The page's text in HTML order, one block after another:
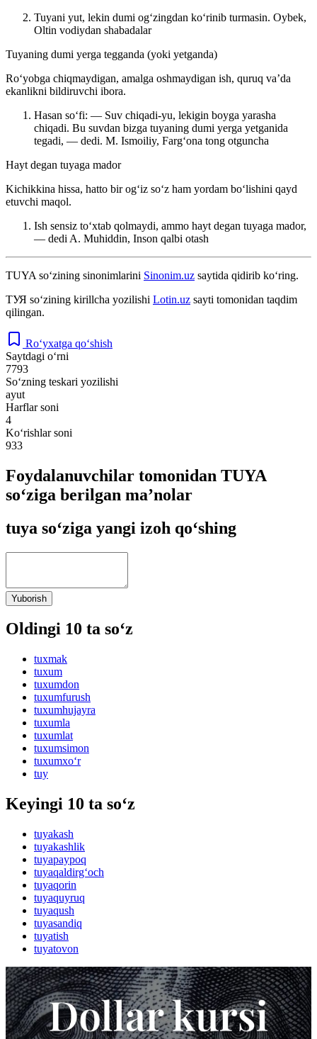
Tuyani yut, lekin dumi ogʻzingdan koʻrinib turmasin. Oybek,
Oltin vodiydan shabadalar
Tuyaning dumi yerga tegganda (yoki yetganda)
Roʻyobga chiqmaydigan, amalga oshmaydigan ish, quruq vaʼda
ekanlikni bildiruvchi ibora.
Hasan soʻfi: — Suv chiqadi-yu, lekigin boyga yarasha
chiqadi. Bu suvdan bizga tuyaning dumi yerga yetganida
tegadi, — dedi. M. Ismoiliy, Fargʻona tong otguncha
Hayt degan tuyaga mador
Kichikkina hissa, hatto bir ogʻiz soʻz ham yordam boʻlishini qayd
etuvchi maqol.
Ish sensiz toʻxtab qolmaydi, ammo hayt degan tuyaga mador,
— dedi A. Muhiddin, Inson qalbi otash
TUYA so‘zining sinonimlarini Sinonim.uz saytida qidirib ko‘ring.
ТУЯ so‘zining kirillcha yozilishi Lotin.uz sayti tomonidan taqdim
qilingan.
Ro‘yxatga qo‘shish
Saytdagi o‘rni
7793
So‘zning teskari yozilishi
ayut
Harflar soni
4
Ko‘rishlar soni
933
Foydalanuvchilar tomonidan TUYA
so‘ziga berilgan ma’nolar
tuya so‘ziga yangi izoh qo‘shing
Yuborish
Oldingi 10 ta so‘z
tuxmak
tuxum
tuxumdon
tuxumfurush
tuxumhujayra
tuxumla
tuxumlat
tuxumsimon
tuxumxo‘r
tuy
Keyingi 10 ta so‘z
tuyakash
tuyakashlik
tuyapaypoq
tuyaqaldirg‘och
tuyaqorin
tuyaquyruq
tuyaqush
tuyasandiq
tuyatish
tuyatovon